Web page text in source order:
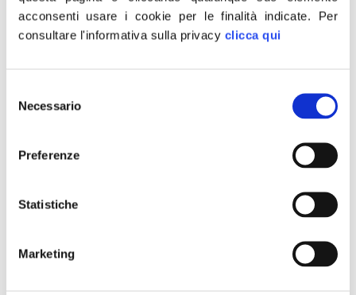
acconsenti usare i cookie per le finalità indicate. Per
consultare l'informativa sulla privacy clicca qui
delNecessario
Preferenze
Statistiche
Marketing
implicherà alcun automatismo nella
riclassificazione del credito: è una boccata
sostenibilità finanziaria, rischiavano di fare i
conti con le preoccupazioni delle banche per
il rispetto delle norme prudenziali”, prosegue
l’esponente di FdI. “In generale, fare
chiarezza in materia di crisi d’impresa è utile
per snellire e velocizzare le procedure, con
chiari vantaggi per tutte le persone e i
patrimoni coinvolti. Questo è il modo in cui